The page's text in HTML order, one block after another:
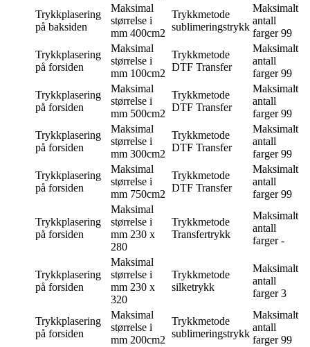
Trykkplasering
på baksiden
Maksimal
størrelse i
mm 400cm2
Trykkmetode
sublimeringstrykk
Maksimalt
antall
farger 99
Trykkplasering
på forsiden
Maksimal
størrelse i
mm 100cm2
Trykkmetode
DTF Transfer
Maksimalt
antall
farger 99
Trykkplasering
på forsiden
Maksimal
størrelse i
mm 500cm2
Trykkmetode
DTF Transfer
Maksimalt
antall
farger 99
Trykkplasering
på forsiden
Maksimal
størrelse i
mm 300cm2
Trykkmetode
DTF Transfer
Maksimalt
antall
farger 99
Trykkplasering
på forsiden
Maksimal
størrelse i
mm 750cm2
Trykkmetode
DTF Transfer
Maksimalt
antall
farger 99
Trykkplasering
på forsiden
Maksimal
størrelse i
mm 230 x
280
Trykkmetode
Transfertrykk
Maksimalt
antall
farger -
Trykkplasering
på forsiden
Maksimal
størrelse i
mm 230 x
320
Trykkmetode
silketrykk
Maksimalt
antall
farger 3
Trykkplasering
på forsiden
Maksimal
størrelse i
mm 200cm2
Trykkmetode
sublimeringstrykk
Maksimalt
antall
farger 99